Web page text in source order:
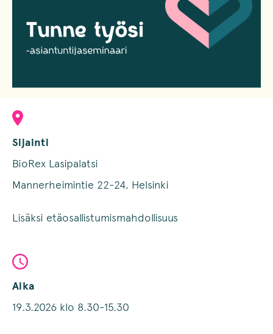
Sijainti
BioRex Lasipalatsi
Mannerheimintie 22-24, Helsinki
Lisäksi etäosallistumismahdollisuus
Aika
19.3.2026 klo 8.30-15.30